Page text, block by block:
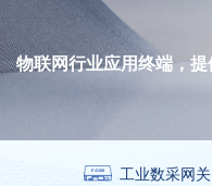
物联网行业应用终端，
工业数采网关